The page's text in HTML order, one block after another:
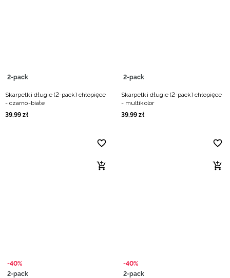
2-pack
Skarpetki długie (2-pack) chłopięce
- czarno-białe
39,99 zł
2-pack
Skarpetki długie (2-pack) chłopięce
- multikolor
39,99 zł
-40%
2-pack
-40%
2-pack